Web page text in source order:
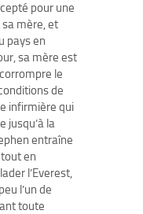
pour une
sa mère, et
pays en
sa mère est
le
de
infirmière qui
jusqu’à la
entraîne
en
l’Everest,
l’un de
toute